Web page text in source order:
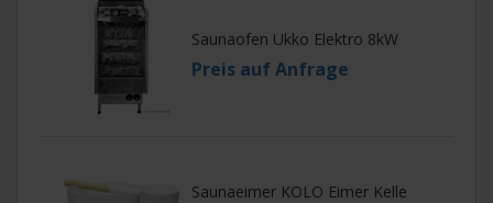
Saunaofen Ukko Elektro 8kW
Preis auf Anfrage
Saunaeimer KOLO Eimer Kelle